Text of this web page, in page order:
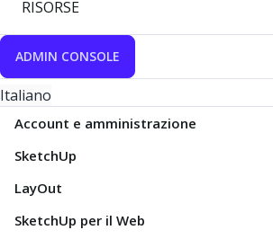
RISORSE
ADMIN CONSOLE
Italiano
Account e amministrazione
SketchUp
LayOut
SketchUp per il Web